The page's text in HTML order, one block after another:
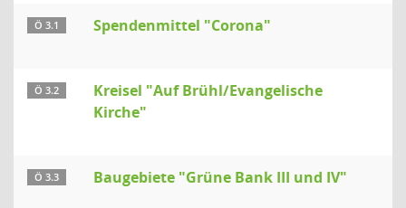
Ö 3.1 Spendenmittel "Corona"
Ö 3.2
Kreisel "Auf Brühl/Evangelische
Kirche"
Ö 3.3 Baugebiete "Grüne Bank III und IV"